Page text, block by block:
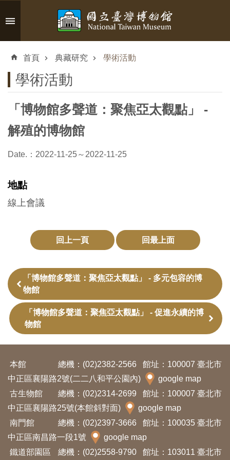
跳到主要內容區塊
搜
認
識
臺
參
展
覽
資
訊
育
活
動
出
版
文
首頁 典藏研究 學術活動
學術活動
「博物館多聲道：聚焦亞太觀點」 -
解殖的博物館
Date.：2022-11-25～2022-11-25
地點
線上會議
回上一頁 回最上面
「博物館多聲道：聚焦亞太觀點」 - 多元包容的博
物館
「博物館多聲道：聚焦亞太觀點」 - 促進永續的博
物館
本館 總機：(02)2382-2566
館址：100007 臺北市
中正區襄陽路2號(二二八和平公園內)
google map
古生物館
總機：(02)2314-2699
館址：100007 臺北市
中正區襄陽路25號(本館斜對面)
google map
南門館
總機：(02)2397-3666
館址：100035 臺北市
中正區南昌路一段1號
google map
鐵道部園區
總機：(02)2558-9790 館址：103011 臺北市